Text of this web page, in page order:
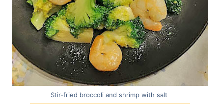
Stir-fried broccoli and shrimp with salt